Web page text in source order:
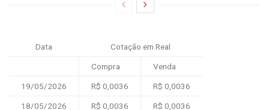
Data Cotação em Real
Compra Venda
19/05/2026 R$ 0,0036 R$ 0,0036
18/05/2026 R$ 0,0036 R$ 0,0036